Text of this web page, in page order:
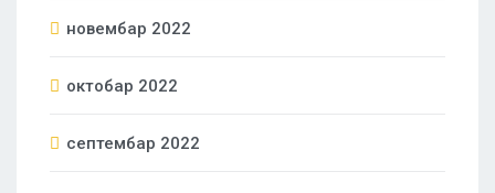
новембар 2022
октобар 2022
септембар 2022